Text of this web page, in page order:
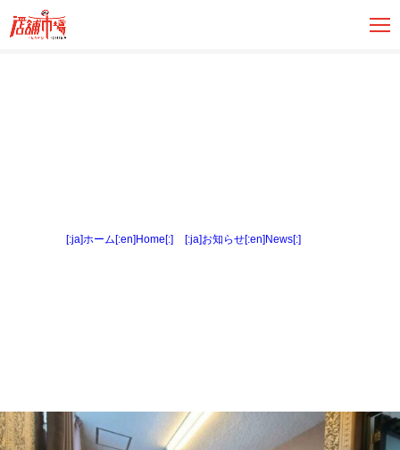
[:ja]ホーム[:en]Home[:] [:ja]お知らせ[:en]News[:]